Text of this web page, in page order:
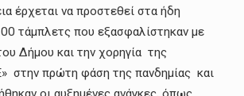
έρχεται να προστεθεί στα ήδη
τάμπλετς που εξασφαλίστηκαν με
Δήμου και την χορηγία της
στην πρώτη φάση της πανδημίας και